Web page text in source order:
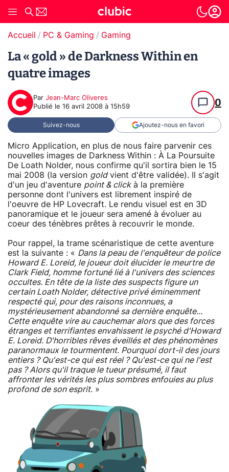
Accueil PC & Gaming Gaming
La « gold » de Darkness Within en
quatre images
Par Jean-Marc Oliveres
Publié le 16 avril 2008 à 15h59 0
Suivez-nous Ajoutez-nous en favori
Micro Application, en plus de nous faire parvenir ces
nouvelles images de Darkness Within : À La Poursuite
De Loath Nolder, nous confirme qu'il sortira bien le 15
mai 2008 (la version goldvient d'être validée). Il s'agit
d'un jeu d'aventure point & clickà la première
personne dont l'univers est librement inspiré de
l'oeuvre de HP Lovecraft. Le rendu visuel est en 3D
panoramique et le joueur sera amené à évoluer au
coeur des ténèbres prêtes à recouvrir le monde.
Pour rappel, la trame scénaristique de cette aventure
est la suivante : « Dans la peau de l'enquêteur de police
Howard E. Loreid, le joueur doit élucider le meurtre de
Clark Field, homme fortuné lié à l'univers des sciences
occultes. En tête de la liste des suspects figure un
certain Loath Nolder, détective privé éminemment
respecté qui, pour des raisons inconnues, a
mystérieusement abandonné sa dernière enquête...
Cette enquête vire au cauchemar alors que des forces
étranges et terrifiantes envahissent le psyché d'Howard
E. Loreid. D'horribles rêves éveillés et des phénomènes
paranormaux le tourmentent. Pourquoi dort-il des jours
entiers ? Qu'est-ce qui est réel ? Qu'est-ce qui ne l'est
pas ? Alors qu'il traque le tueur présumé, il faut
affronter les vérités les plus sombres enfouies au plus
profond de son esprit. »